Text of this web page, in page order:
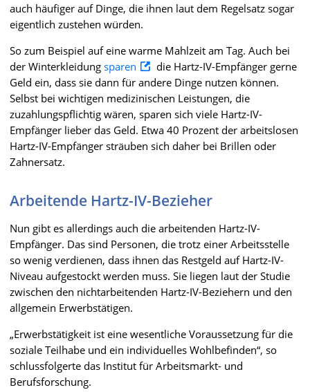
auch häufiger auf Dinge, die ihnen laut dem Regelsatz sogar
eigentlich zustehen würden.
So zum Beispiel auf eine warme Mahlzeit am Tag. Auch bei
der Winterkleidung sparen
die Hartz-IV-Empfänger gerne
Geld ein, dass sie dann für andere Dinge nutzen können.
Selbst bei wichtigen medizinischen Leistungen, die
zuzahlungspflichtig wären, sparen sich viele Hartz-IV-
Empfänger lieber das Geld. Etwa 40 Prozent der arbeitslosen
Hartz-IV-Empfänger sträuben sich daher bei Brillen oder
Zahnersatz.
Arbeitende Hartz-IV-Bezieher
Nun gibt es allerdings auch die arbeitenden Hartz-IV-
Empfänger. Das sind Personen, die trotz einer Arbeitsstelle
so wenig verdienen, dass ihnen das Restgeld auf Hartz-IV-
Niveau aufgestockt werden muss. Sie liegen laut der Studie
zwischen den nichtarbeitenden Hartz-IV-Beziehern und den
allgemein Erwerbstätigen.
„Erwerbstätigkeit ist eine wesentliche Voraussetzung für die
soziale Teilhabe und ein individuelles Wohlbefinden“, so
schlussfolgerte das Institut für Arbeitsmarkt- und
Berufsforschung.